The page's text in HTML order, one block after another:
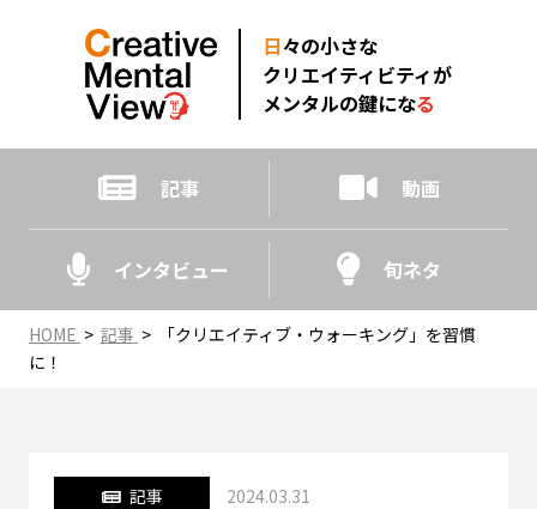
日々の小さな
クリエイティビティが
メンタルの鍵になる
記事 動画
インタビュー 旬ネタ
HOME > 記事 >
「クリエイティブ・ウォーキング」を習慣
に！
記事 2024.03.31